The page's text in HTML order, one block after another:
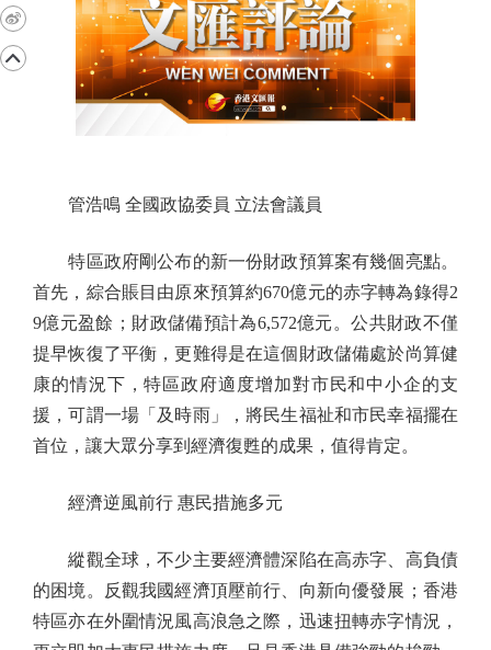
管浩鳴 全國政協委員 立法會議員
特區政府剛公布的新一份財政預算案有幾個亮點。
首先，綜合賬目由原來預算約670億元的赤字轉為錄得2
9億元盈餘；財政儲備預計為6,572億元。公共財政不僅
提早恢復了平衡，更難得是在這個財政儲備處於尚算健
康的情況下，特區政府適度增加對市民和中小企的支
援，可謂一場「及時雨」，將民生福祉和市民幸福擺在
首位，讓大眾分享到經濟復甦的成果，值得肯定。
經濟逆風前行 惠民措施多元
縱觀全球，不少主要經濟體深陷在高赤字、高負債
的困境。反觀我國經濟頂壓前行、向新向優發展；香港
特區亦在外圍情況風高浪急之際，迅速扭轉赤字情況，